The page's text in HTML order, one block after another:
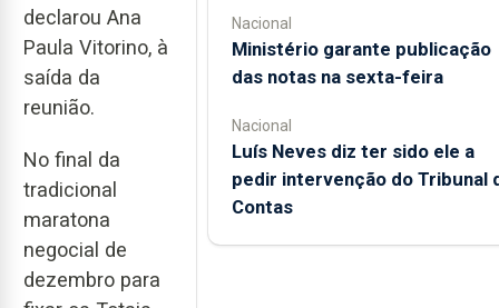
declarou Ana
Paula Vitorino, à
saída da
reunião.
No final da
tradicional
maratona
negocial de
dezembro para
Nacional
Ministério garante publicação
das notas na sexta-feira
Nacional
Luís Neves diz ter sido ele a
pedir intervenção do Tribunal
Contas